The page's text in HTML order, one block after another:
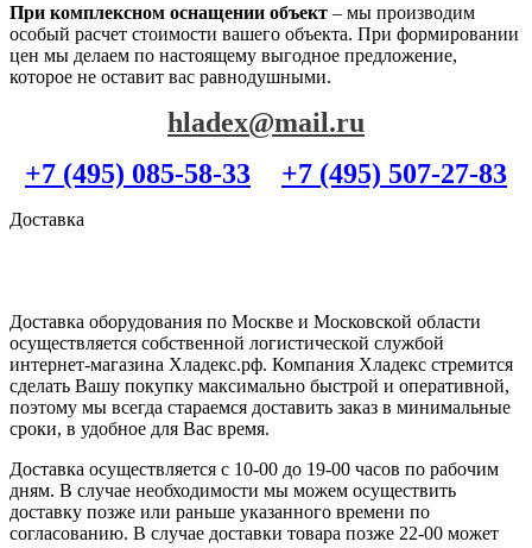
При комплексном оснащении объект – мы производим
особый расчет стоимости вашего объекта. При формировании
цен мы делаем по настоящему выгодное предложение,
которое не оставит вас равнодушными.
hladex@mail.ru
+7 (495) 085-58-33
+7 (495) 507-27-83
Доставка
Доставка оборудования по Москве и Московской области
осуществляется собственной логистической службой
интернет-магазина Хладекс.рф. Компания Хладекс стремится
сделать Вашу покупку максимально быстрой и оперативной,
поэтому мы всегда стараемся доставить заказ в минимальные
сроки, в удобное для Вас время.
Доставка осуществляется с 10-00 до 19-00 часов по рабочим
дням. В случае необходимости мы можем осуществить
доставку позже или раньше указанного времени по
согласованию. В случае доставки товара позже 22-00 может